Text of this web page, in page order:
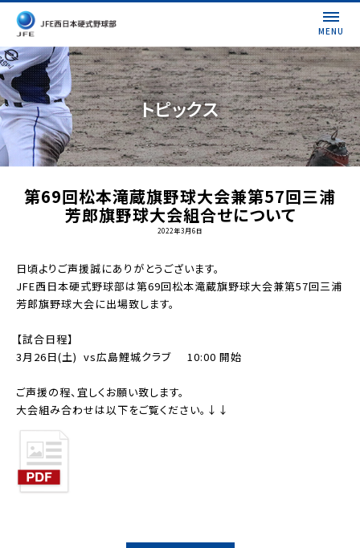
MENU
トピックス
第69回松本滝蔵旗野球大会兼第57回三浦
芳郎旗野球大会組合せについて
2022年3月6日
日頃よりご声援誠にありがとうございます。
JFE西日本硬式野球部は第69回松本滝蔵旗野球大会兼第57回三浦
芳郎旗野球大会に出場致します。
【試合日程】
3月26日(土) vs広島鯉城クラブ 10:00 開始
ご声援の程、宜しくお願い致します。
大会組み合わせは以下をご覧ください。↓↓